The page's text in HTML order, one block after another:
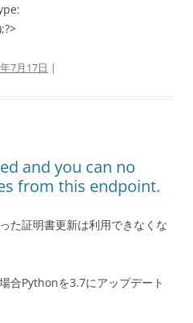
7月17日 |
and you can no
from this endpoint.
た証明書更新は利用できなくな
合Pythonを3.7にアップデート